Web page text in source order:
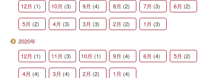
12月 (1) 10月 (3) 9月 (4) 8月 (2) 7月 (3) 6月 (2)
5月 (2) 4月 (3) 3月 (3) 2月 (2) 1月 (3)
2020年
12月 (1) 11月 (3) 10月 (1) 9月 (4) 6月 (4) 5月 (2)
4月 (4) 3月 (4) 2月 (2) 1月 (4)